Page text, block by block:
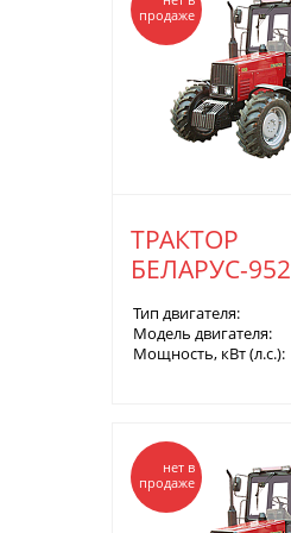
продаже
ТРАКТОР
БЕЛАРУС-952
Тип двигателя:
Модель двигателя:
Мощность, кВт (л.с.):
нет в
продаже